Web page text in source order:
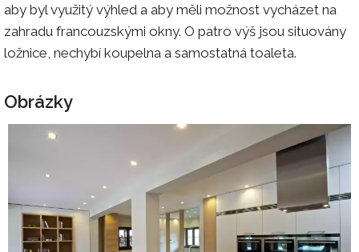
aby byl využitý výhled a aby měli možnost vycházet na
zahradu francouzskými okny. O patro výš jsou situovány
ložnice, nechybí koupelna a samostatná toaleta.
Obrázky